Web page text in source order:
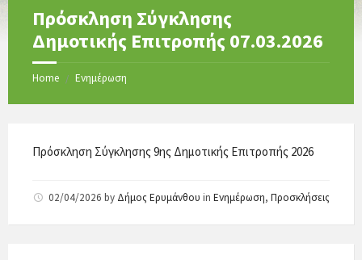
Πρόσκληση Σύγκλησης
Δημοτικής Επιτροπής 07.03.2026
Home / Ενημέρωση
Πρόσκληση Σύγκλησης 9ης Δημοτικής Επιτροπής 2026
02/04/2026 by Δήμος Ερυμάνθου in Ενημέρωση, Προσκλήσεις